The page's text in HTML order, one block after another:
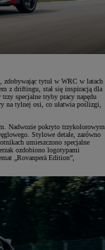
zdobywając tytuł w WRC w latach
z driftingu, stał się inspiracją dla
specjalne tryby pracy napędu
tylnej osi, co ułatwia poślizgi,
Nadwozie pokryto trzykolorowym
Stylowe detale, zarówno
umieszczono specjalne
ozdobiono logotypami
„Rovanperä Edition”,